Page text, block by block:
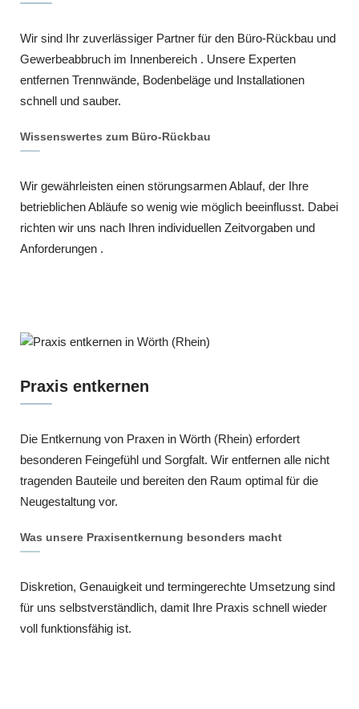
Wir sind Ihr zuverlässiger Partner für den Büro-Rückbau und
Gewerbeabbruch im Innenbereich . Unsere Experten
entfernen Trennwände, Bodenbeläge und Installationen
schnell und sauber.
Wissenswertes zum Büro-Rückbau
Wir gewährleisten einen störungsarmen Ablauf, der Ihre
betrieblichen Abläufe so wenig wie möglich beeinflusst. Dabei
richten wir uns nach Ihren individuellen Zeitvorgaben und
Anforderungen .
Praxis entkernen
Die Entkernung von Praxen in Wörth (Rhein) erfordert
besonderen Feingefühl und Sorgfalt. Wir entfernen alle nicht
tragenden Bauteile und bereiten den Raum optimal für die
Neugestaltung vor.
Was unsere Praxisentkernung besonders macht
Diskretion, Genauigkeit und termingerechte Umsetzung sind
für uns selbstverständlich, damit Ihre Praxis schnell wieder
voll funktionsfähig ist.